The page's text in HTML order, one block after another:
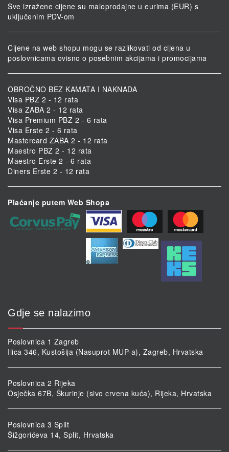
Sve izražene cijene su maloprodajne u eurima (EUR) s
uključenim PDV-om
Cijene na web shopu mogu se razlikovati od cijena u
poslovnicama ovisno o posebnim akcijama i promocijama
OBROČNO BEZ KAMATA I NAKNADA
Visa PBZ 2 - 12 rata
Visa ZABA 2 - 12 rata
Visa Premium PBZ 2 - 6 rata
Visa Erste 2 - 6 rata
Mastercard ZABA 2 - 12 rata
Maestro PBZ 2 - 12 rata
Maestro Erste 2 - 6 rata
Diners Erste 2 - 12 rata
Plaćanje putem Web Shopa
Gdje se nalazimo
Poslovnica 1 Zagreb
Ilica 346, Kustošija (Nasuprot MUP-a), Zagreb, Hrvatska
Poslovnica 2 Rijeka
Osječka 67B, Škurinje (sivo crvena kuća), Rijeka, Hrvatska
Poslovnica 3 Split
Šižgorićeva 14, Split, Hrvatska